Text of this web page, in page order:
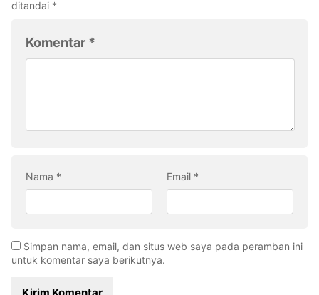
ditandai *
Komentar *
Nama * Email *
Simpan nama, email, dan situs web saya pada peramban ini
untuk komentar saya berikutnya.